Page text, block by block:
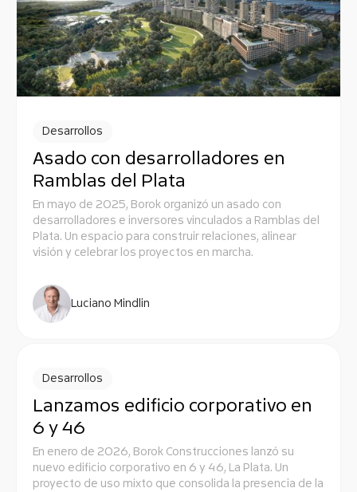
Desarrollos
Asado con desarrolladores en
Ramblas del Plata
En mayo de 2025, Borok organizó un asado con
desarrolladores e inversores vinculados a Ramblas del
Plata. Un espacio para construir relaciones, alinear
visión y celebrar los proyectos en marcha.
Luciano Mindlin
Desarrollos
Lanzamos edificio corporativo en
6 y 46
En enero de 2026, Borok Construcciones lanzó su
nuevo edificio corporativo en 6 y 46, La Plata. Un
proyecto de uso mixto que consolida la presencia de la